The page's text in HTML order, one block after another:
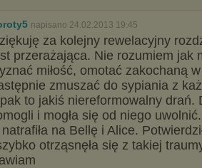
napisano 24.02.2013 19:45
za kolejny rewelacyjny
przerażająca. Nie rozumiem jak
miłość, omotać zakochaną
zmuszać do sypiania z
to jakiś niereformowalny drań.
i mogła się od niego
na Bellę i Alice.
otrząsnęła się z takiej